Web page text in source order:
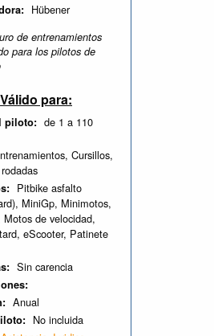
Hübener
de entrenamientos
para los pilotos de
Válido para:
piloto: de 1 a 110
Cursillos,
Pitbike asfalto
MiniGp, Minimotos,
Motos de velocidad,
eScooter, Patinete
Sin carencia
Anual
No incluida